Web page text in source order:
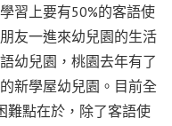
習上要有50%的客語使
友一進來幼兒園的生活
幼兒園，桃園去年有了
新學屋幼兒園。目前全
難點在於，除了客語使